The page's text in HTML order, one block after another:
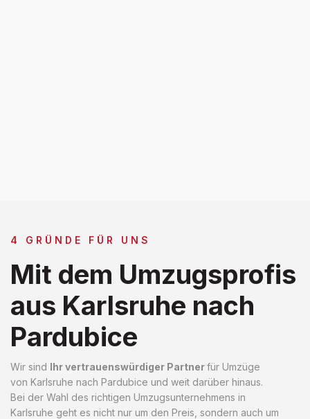
4 GRÜNDE FÜR UNS
Mit dem Umzugsprofis
aus Karlsruhe nach
Pardubice
Wir sind Ihr vertrauenswürdiger Partnerfür Umzüge
von Karlsruhe nach Pardubice und weit darüber hinaus.
Bei der Wahl des richtigen Umzugsunternehmens in
Karlsruhe geht es nicht nur um den Preis, sondern auch um